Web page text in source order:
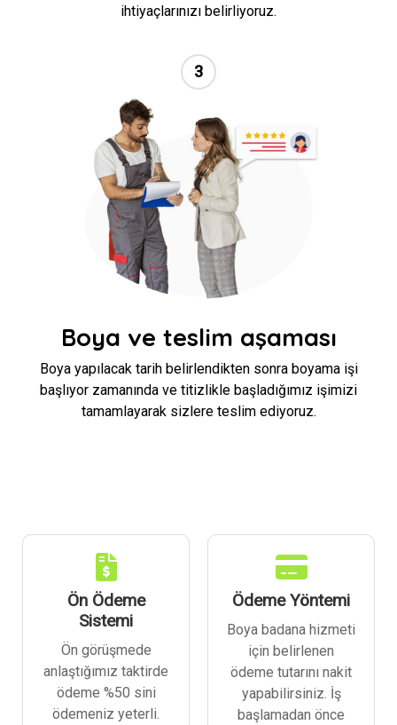
ihtiyaçlarınızı belirliyoruz.
//
3
Boya ve teslim aşaması
Boya yapılacak tarih belirlendikten sonra boyama işi
başlıyor zamanında ve titizlikle başladığımız işimizi
tamamlayarak sizlere teslim ediyoruz.
Ön Ödeme
Sistemi
Ön görüşmede
anlaştığımız taktirde
ödeme %50 sini
ödemeniz yeterli.
Ödeme Yöntemi
Boya badana hizmeti
için belirlenen
ödeme tutarını nakit
yapabilirsiniz. İş
başlamadan önce